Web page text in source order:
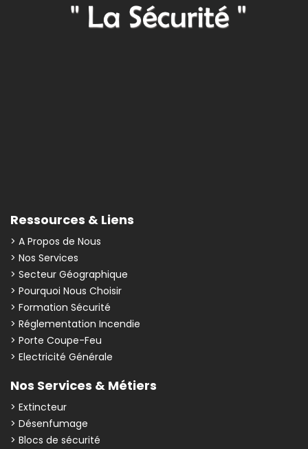
Ressources & Liens
> A Propos de Nous
> Nos Services
> Secteur Géographique
> Pourquoi Nous Choisir
> Formation Sécurité
> Réglementation Incendie
> Porte Coupe-Feu
> Electricité Générale
Nos Services & Métiers
> Extincteur
> Désenfumage
> Blocs de sécurité